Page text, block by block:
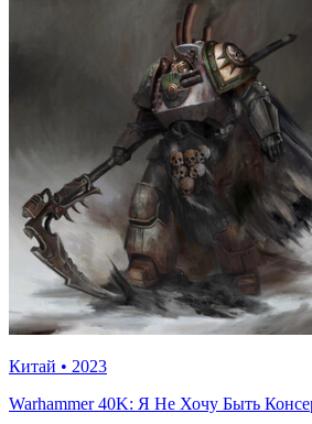
Китай • 2023
Warhammer 40K: Я Не Хочу Быть